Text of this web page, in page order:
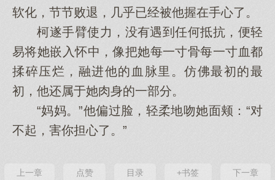
软化，节节败退，几乎已经被他握在手心了。
柯遂手臂使力，没有遇到任何抵抗，便轻
易将她嵌入怀中，像把她每一寸骨每一寸血都
揉碎压烂，融进他的血脉里。仿佛最初的最
初，他还属于她肉身的一部分。
“妈妈。”他偏过脸，轻柔地吻她面颊：“对
不起，害你担心了。”
上一章 点赞 目录 +书签 下一章